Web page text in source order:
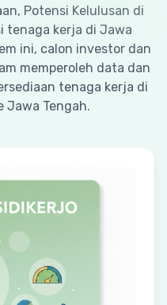
Potensi Kelulusan di
tenaga kerja di Jawa
ini, calon investor dan
memperoleh data dan
tenaga kerja di
Jawa Tengah.